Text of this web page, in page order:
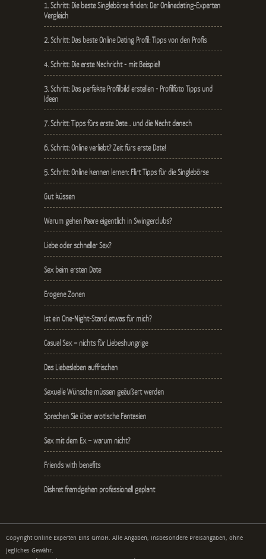
1. Schritt: Die beste Singlebörse finden: Der Onlinedating-Experten
Vergleich
2. Schritt: Das beste Online Dating Profil: Tipps von den Profis
4. Schritt: Die erste Nachricht - mit Beispiel!
3. Schritt: Das perfekte Profilbild erstellen - Profilfoto Tipps und
Ideen
7. Schritt: Tipps fürs erste Date… und die Nacht danach
6. Schritt: Online verliebt? Zeit fürs erste Date!
5. Schritt: Online kennen lernen: Flirt Tipps für die Singlebörse
Gut küssen
Warum gehen Paare eigentlich in Swingerclubs?
Liebe oder schneller Sex?
Sex beim ersten Date
Erogene Zonen
Ist ein One-Night-Stand etwas für mich?
Casual Sex – nichts für Liebeshungrige
Das Liebesleben auffrischen
Sexuelle Wünsche müssen geäußert werden
Sprechen Sie über erotische Fantasien
Sex mit dem Ex – warum nicht?
Friends with benefits
Diskret fremdgehen professionell geplant
Copyright Online Experten Eins GmbH. Alle Angaben, insbesondere Preisangaben, ohne
jegliches Gewähr.